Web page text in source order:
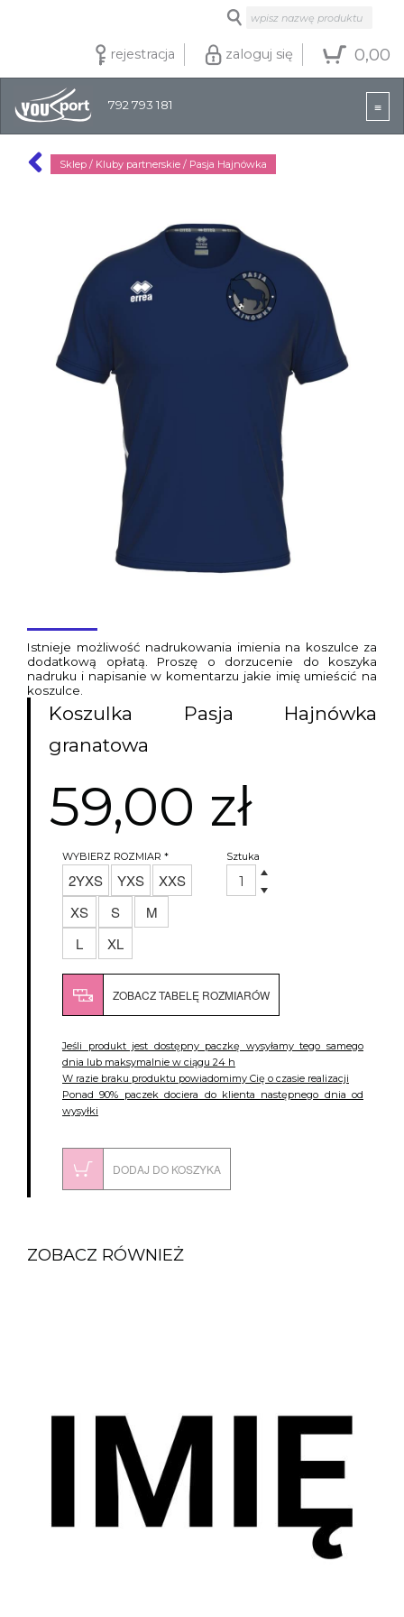
rejestracja zaloguj się 0,00
792 793 181
Sklep / Kluby partnerskie / Pasja Hajnówka
Istnieje możliwość nadrukowania imienia na koszulce za
dodatkową opłatą. Proszę o dorzucenie do koszyka
nadruku i napisanie w komentarzu jakie imię umieścić na
koszulce.
Koszulka Pasja Hajnówka
granatowa
59,00 zł
WYBIERZ ROZMIAR *
2YXS YXS
XXS
XS
S
M
L
XL
Sztuka
ZOBACZ TABELĘ ROZMIARÓW
Jeśli produkt jest dostępny paczkę wysyłamy tego samego
dnia lub maksymalnie w ciągu 24 h
W razie braku produktu powiadomimy Cię o czasie realizacji
Ponad 90% paczek dociera do klienta następnego dnia od
wysyłki
DODAJ DO KOSZYKA
ZOBACZ RÓWNIEŻ